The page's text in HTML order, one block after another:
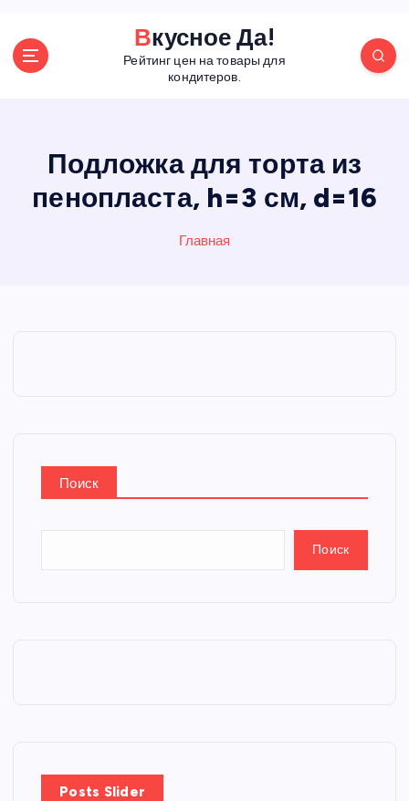
Вкусное Да!
Рейтинг цен на товары для
кондитеров.
Подложка для торта из
пенопласта, h=3 см, d=16
Главная
Поиск
Поиск
Posts Slider